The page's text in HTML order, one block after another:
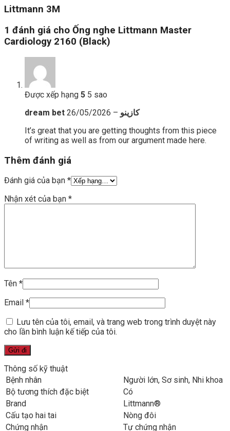
Littmann 3M
1 đánh giá cho Ống nghe Littmann Master
Cardiology 2160 (Black)
Được xếp hạng 5 5 sao
dream bet كازينو –
26/05/2026
It’s great that you are getting thoughts from this piece
of writing as well as from our argument made here.
Thêm đánh giá
Đánh giá của bạn *
Nhận xét của bạn *
Tên *
Email *
Lưu tên của tôi, email, và trang web trong trình duyệt này
cho lần bình luận kế tiếp của tôi.
Thông số kỹ thuật
Bệnh nhân
Người lớn, Sơ sinh, Nhi khoa
Bộ tương thích đặc biệt
Có
Brand
Littmann®
Cấu tạo hai tai
Nòng đôi
Chứng nhận
Tự chứng nhận